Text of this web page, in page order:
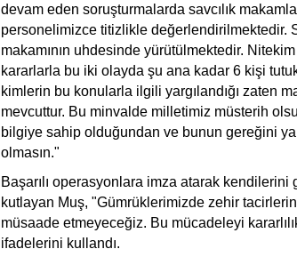
devam eden soruşturmalarda savcılık
personelimizce titizlikle değerlendirilmektedir.
makamının uhdesinde yürütülmektedir. Nitekim
kararlarla bu iki olayda şu ana kadar 6 kişi
kimlerin bu konularla ilgili yargılandığı zaten
mevcuttur. Bu minvalde milletimiz müsterih
bilgiye sahip olduğundan ve bunun gereğini
olmasın."
Başarılı operasyonlara imza atarak kendilerini
kutlayan Muş, "Gümrüklerimizde zehir
müsaade etmeyeceğiz. Bu mücadeleyi
ifadelerini kullandı.